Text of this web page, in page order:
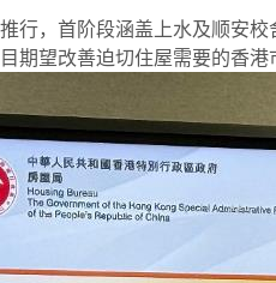
行，首阶段涵盖上水及顺安
期望改善迫切住屋需要的香港